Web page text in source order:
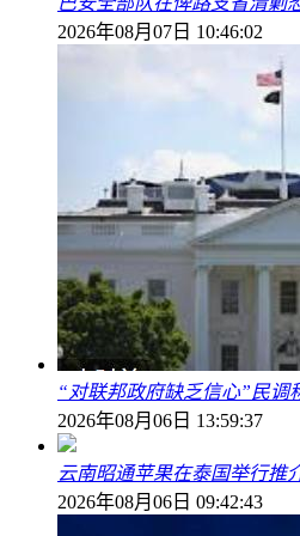
2026年08月07日 10:46:02
“对联邦政府缺乏信心”民调
2026年08月06日 13:59:37
云南昭通苹果在泰国举行推
2026年08月06日 09:42:43